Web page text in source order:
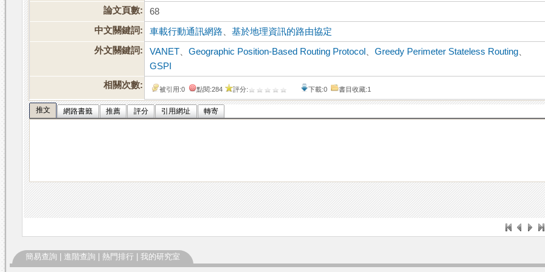
論文頁數:
68
中文關鍵詞:
車載行動通訊網路 、基於地理資訊的路由協定
外文關鍵詞:
VANET 、Geographic Position-Based Routing Protocol 、Greedy Perimeter Stateless Routing
GSPI
相關次數:
被引用:0 點閱:284 評分: 下載:0 書目收藏:1
推文 網路書籤 推薦 評分 引用網址 轉寄
簡易查詢 進階查詢 熱門排行 我的研究室